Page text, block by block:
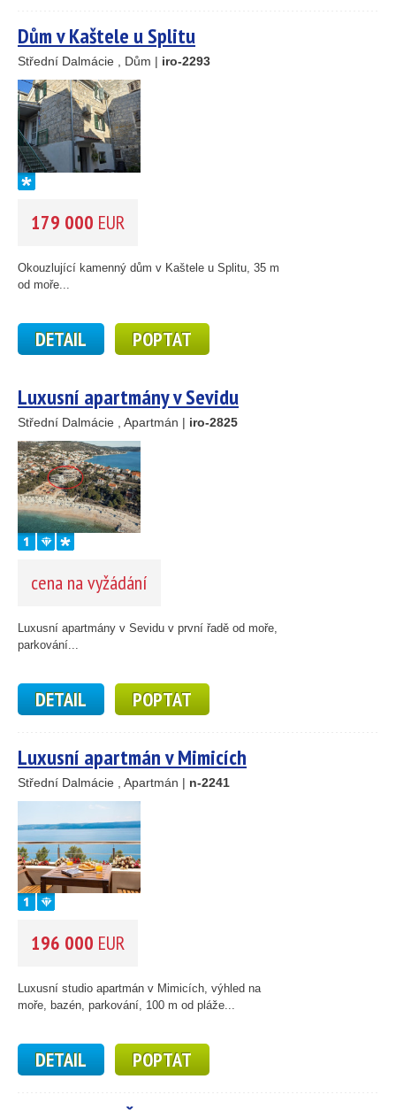
23
15
14
30
2
Dům v Kaštele u Splitu
Střední Dalmácie , Dům | iro-2293
179 000 EUR
Okouzlující kamenný dům v Kaštele u Splitu, 35 m
od moře...
DETAIL POPTAT
Luxusní apartmány v Sevidu
Střední Dalmácie , Apartmán | iro-2825
cena na vyžádání
Luxusní apartmány v Sevidu v první řadě od moře,
parkování...
DETAIL POPTAT
Luxusní apartmán v Mimicích
Střední Dalmácie , Apartmán | n-2241
196 000 EUR
Luxusní studio apartmán v Mimicích, výhled na
moře, bazén, parkování, 100 m od pláže...
DETAIL POPTAT